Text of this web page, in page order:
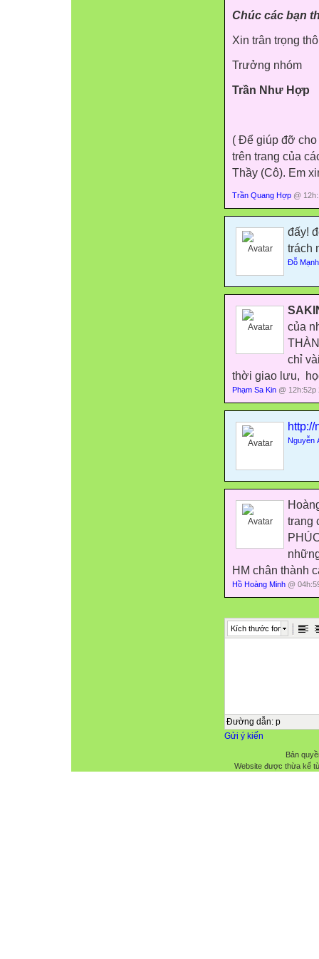
Chúc các bạn
Xin trân trọng
Trưởng nhóm
Trần Như Hợp
( Để giúp đỡ
trên trang của
Thầy (Cô). Em
Trần Quang Hợp @
đấy!
trách
Đỗ
của
chỉ
thời giao lưu,
Phạm Sa Kin @ 12h:52p
Nguyễn
trang
HM chân thành
Hồ Hoàng Minh @
Kích thước font
Đường dẫn: p
Gửi ý kiến
Bản
Website được thừa kế